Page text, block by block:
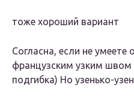
тоже хороший вариант
Согласна, если не
французским узким
подгибка) Но узенько-